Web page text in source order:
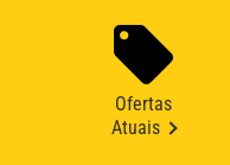
Ofertas
Atuais